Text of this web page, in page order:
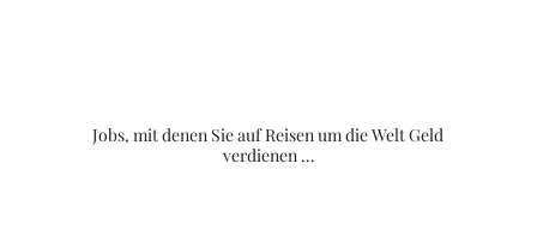
Jobs, mit denen Sie auf Reisen um die Welt Geld
verdienen …